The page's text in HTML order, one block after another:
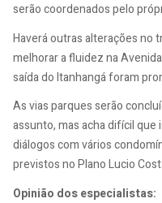
serão coordenados pelo
Haverá outras alterações no
melhorar a fluidez na
saída do Itanhangá foram
As vias parques serão
assunto, mas acha difícil
diálogos com vários
previstos no Plano Lucio
Opinião dos especialistas: